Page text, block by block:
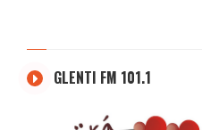
GLENTI FM 101.1